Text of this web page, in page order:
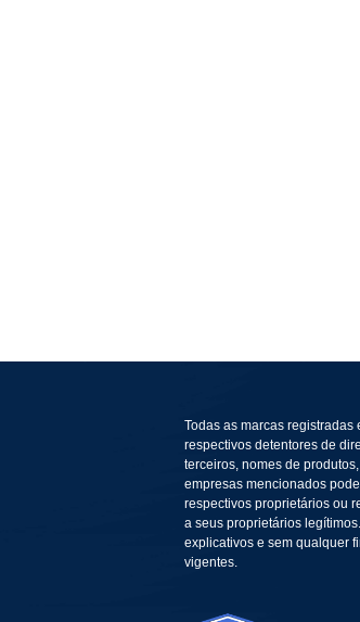
Todas as marcas
respectivos detentores de
terceiros, nomes de
empresas mencionados
respectivos proprietários ou
a seus proprietários
explicativos e sem qualquer
vigentes.